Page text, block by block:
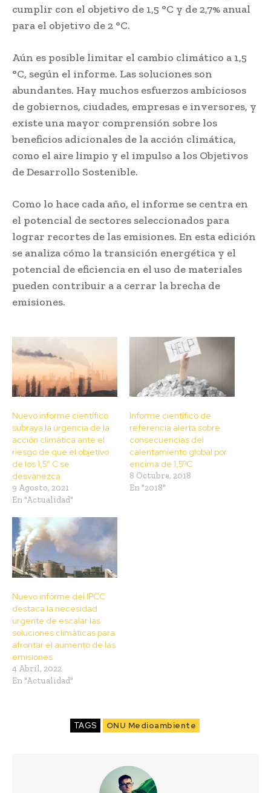
cumplir con el objetivo de 1,5 °C y de 2,7% anual
para el objetivo de 2 °C.
Aún es posible limitar el cambio climático a 1,5
°C, según el informe. Las soluciones son
abundantes. Hay muchos esfuerzos ambiciosos
de gobiernos, ciudades, empresas e inversores, y
existe una mayor comprensión sobre los
beneficios adicionales de la acción climática,
como el aire limpio y el impulso a los Objetivos
de Desarrollo Sostenible.
Como lo hace cada año, el informe se centra en
el potencial de sectores seleccionados para
lograr recortes de las emisiones. En esta edición
se analiza cómo la transición energética y el
potencial de eficiencia en el uso de materiales
pueden contribuir a a cerrar la brecha de
emisiones.
Nuevo informe científico
subraya la urgencia de la
acción climática ante el
riesgo de que el objetivo
de los 1,5° C se
desvanezca
9 Agosto, 2021
En "Actualidad"
Informe científico de
referencia alerta sobre
consecuencias del
calentamiento global por
encima de 1,5ºC
8 Octubre, 2018
En "2018"
Nuevo informe del IPCC
destaca la necesidad
urgente de escalar las
soluciones climáticas para
afrontar el aumento de las
emisiones
4 Abril, 2022
En "Actualidad"
TAGS ONU Medioambiente